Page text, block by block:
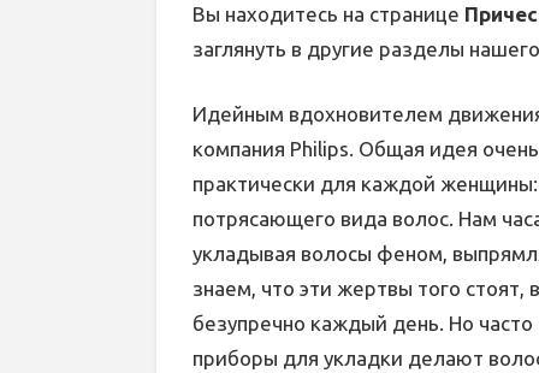
Вы находитесь на странице
заглянуть в другие разделы
Идейным вдохновителем
компания Philips. Общая идея
практически для каждой
потрясающего вида волос. Нам
укладывая волосы феном,
знаем, что эти жертвы того
безупречно каждый день. Но
приборы для укладки делают